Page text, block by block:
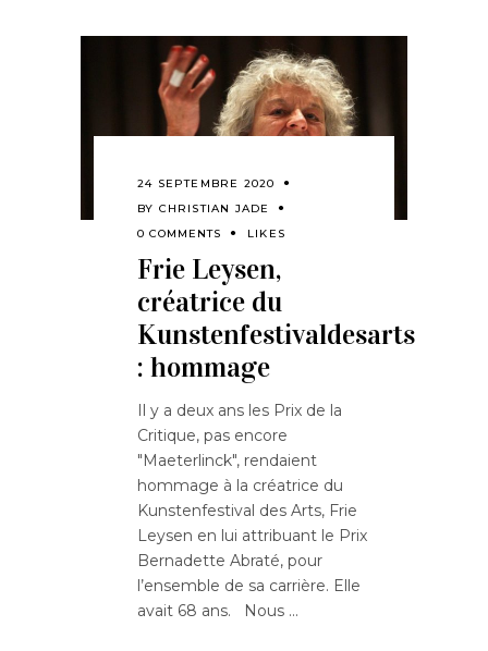
24 SEPTEMBRE 2020
BY CHRISTIAN JADE
0 COMMENTS
LIKES
Frie Leysen,
créatrice du
Kunstenfestivaldesarts
: hommage
Il y a deux ans les Prix de la
Critique, pas encore
"Maeterlinck", rendaient
hommage à la créatrice du
Kunstenfestival des Arts, Frie
Leysen en lui attribuant le Prix
Bernadette Abraté, pour
l’ensemble de sa carrière. Elle
avait 68 ans. Nous